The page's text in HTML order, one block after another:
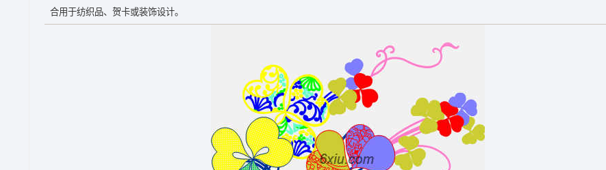
合用于纺织品、贺卡或装饰设计。